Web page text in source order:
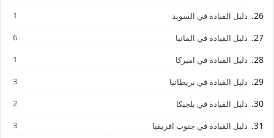
دليل القيادة في السويد 1
دليل القيادة في المانيا 6
دليل القيادة في اميركا 1
دليل القيادة في بريطانيا 3
دليل القيادة في بلجيكا 2
دليل القيادة في جنوب افريقيا 3